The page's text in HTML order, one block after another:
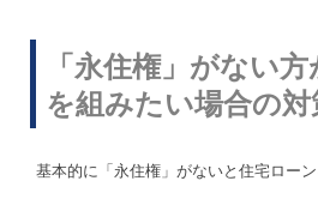
「永住権」がない
を組みたい場合の対
基本的に「永住権」がないと住宅ロー